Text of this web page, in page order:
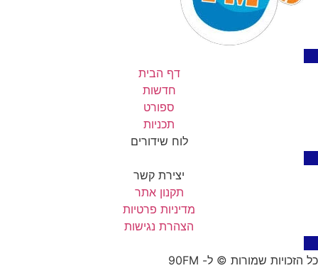
דף הבית
חדשות
ספורט
תכניות
לוח שידורים
יצירת קשר
תקנון אתר
מדיניות פרטיות
הצהרת נגישות
כל הזכויות שמורות © ל- 90FM